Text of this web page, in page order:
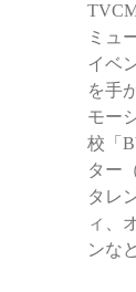
ミュ
イベ
を手
モー
校「
ター
タレ
ィ、
ンな